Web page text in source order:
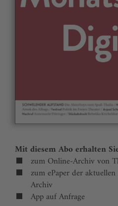
Mit diesem Abo erhalten
zum Online-Archiv von
zum ePaper der
Archiv
App auf Anfrage